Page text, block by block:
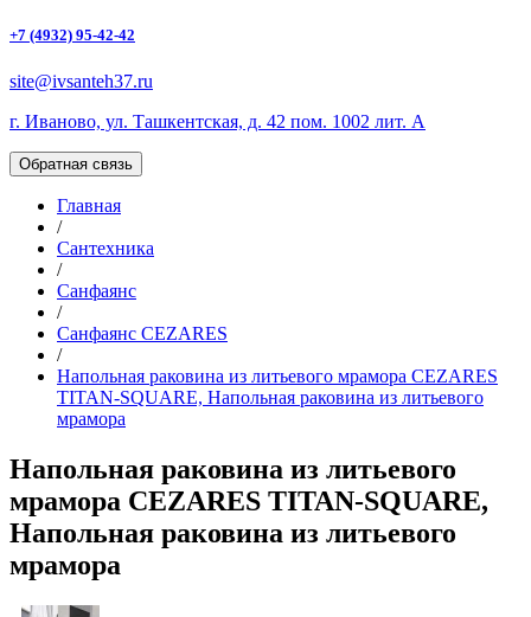
+7 (4932) 95-42-42
site@ivsanteh37.ru
г. Иваново, ул. Ташкентская, д. 42 пом. 1002 лит. А
Обратная связь
Главная
/
Сантехника
/
Санфаянс
/
Санфаянс CEZARES
/
Напольная раковина из литьевого мрамора CEZARES
TITAN-SQUARE, Напольная раковина из литьевого
мрамора
Напольная раковина из литьевого
мрамора CEZARES TITAN-SQUARE,
Напольная раковина из литьевого
мрамора